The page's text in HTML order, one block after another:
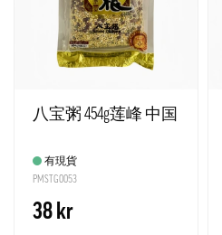
八宝粥 454g莲峰 中国
有現貨
PMSTG0053
38 kr